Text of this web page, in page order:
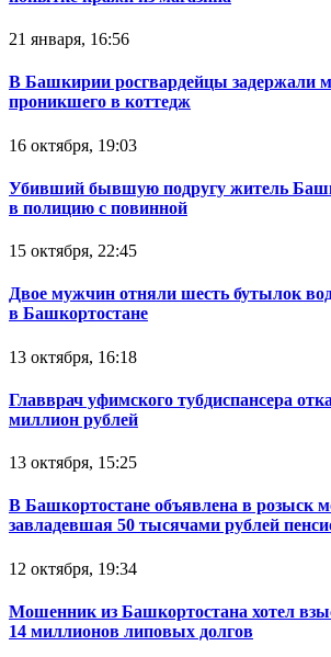
21 января, 16:56
В Башкирии росгвардейцы задержали
проникшего в коттедж
16 октября, 19:03
Убивший бывшую подругу житель
в полицию с повинной
15 октября, 22:45
Двое мужчин отняли шесть бутылок
в Башкортостане
13 октября, 16:18
Главврач уфимского тубдиспансера
миллион рублей
13 октября, 15:25
В Башкортостане объявлена в розыск
завладевшая 50 тысячами рублей
12 октября, 19:34
Мошенник из Башкортостана хотел
14 миллионов липовых долгов